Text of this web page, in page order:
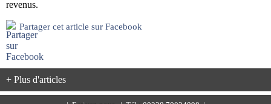
revenus.
Partager cet article sur Facebook
+ Plus d'articles